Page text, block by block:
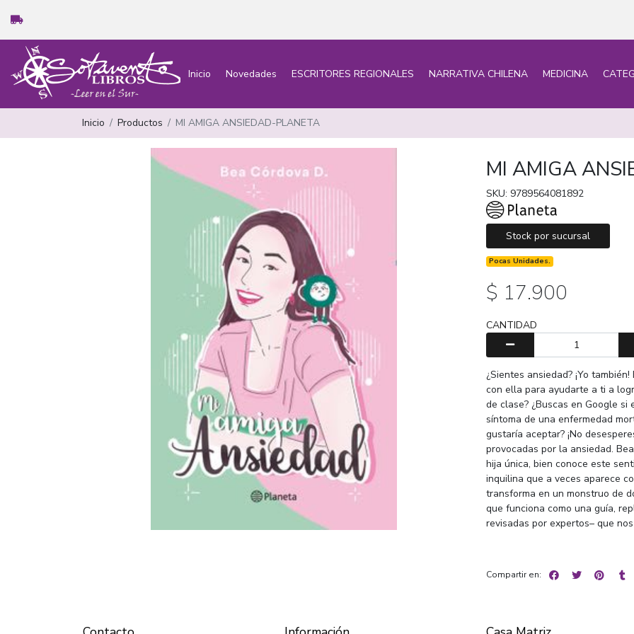
Inicio Novedades ESCRITORES REGIONALES NARRATIVA CHILENA MEDICINA
Inicio Productos MI AMIGA ANSIEDAD-PLANETA
MI AMIGA
SKU: 9789564081892
Stock por sucursal
Pocas Unidades.
$ 17.900
CANTIDAD
¿Sientes ansiedad? ¡Yo
con ella para ayudarte a ti a
de clase? ¿Buscas en Google
síntoma de una enfermedad
gustaría aceptar? ¡No
provocadas por la ansiedad.
hija única, bien conoce este
inquilina que a veces aparece
transforma en un monstruo de
que funciona como una guía,
revisadas por expertos– que
Compartir en: